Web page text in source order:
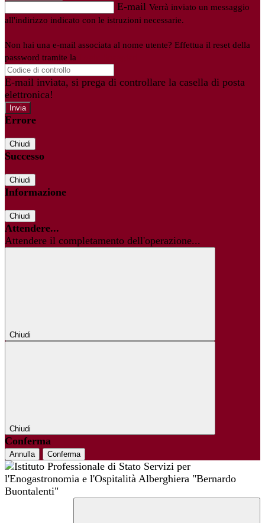
E-mail Verrà inviato un messaggio
all'indirizzo indicato con le istruzioni necessarie.
Non hai una e-mail associata al nome utente? Effettua il reset della
password tramite la
E-mail inviata, si prega di controllare la casella di posta
elettronica!
Errore
Chiudi
Successo
Chiudi
Informazione
Chiudi
Attendere...
Attendere il completamento dell'operazione...
Chiudi
Chiudi
Conferma
Annulla Conferma